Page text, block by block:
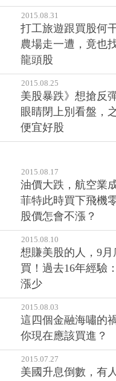
2015.08.31
打工旅遊跟買股何
農場走一遭，竟也
龍頭股
2015.08.25
美股暴跌》想搶反
眼睛閉上別看盤，
便宜好股
2015.08.17
油價大跌，航空業
菲特此時買下飛機
股價怎會不漲？
2015.08.10
想賺美股的人，9月
買！過去16年經驗
漲少
2015.08.03
這四個金融海嘯的
你現在應該買進？
2015.07.27
美國升息倒數，有